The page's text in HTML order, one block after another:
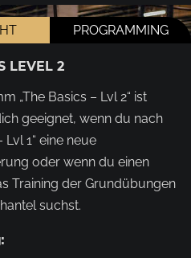
PROGRAMMING
LEVEL 2
„The Basics – Lvl 2“ ist
geeignet, wenn du nach
Lvl 1“ eine neue
oder wenn du einen
Training der Grundübungen
suchst.